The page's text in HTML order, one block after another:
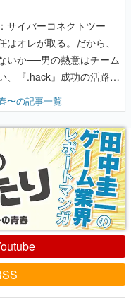
解を深めよう【PR】
サイバーコネクトツー
はオレが取る。だから、
いか──男の熱意はチーム
、『.hack』成功の活路を
児・松山 洋に流れる血は
色だった【若ゲのいた
〜の記事一覧